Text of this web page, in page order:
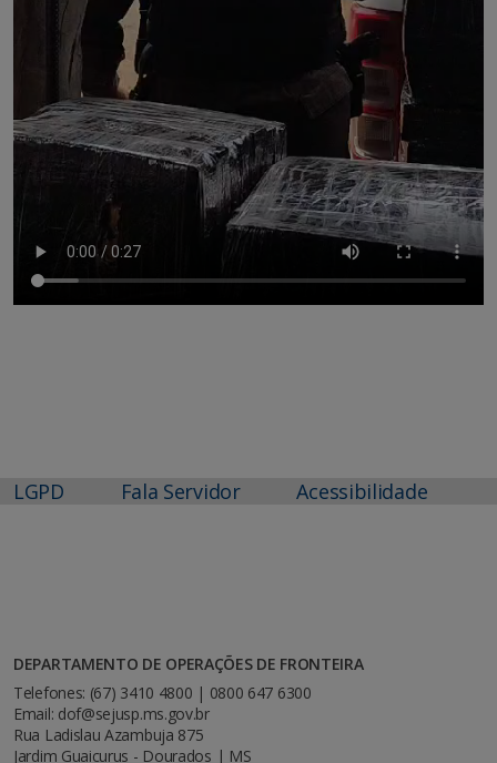
LGPD Fala Servidor Acessibilidade
DEPARTAMENTO DE OPERAÇÕES DE FRONTEIRA
Telefones: (67) 3410 4800 | 0800 647 6300
Email: dof@sejusp.ms.gov.br
Rua Ladislau Azambuja 875
Jardim Guaicurus - Dourados | MS